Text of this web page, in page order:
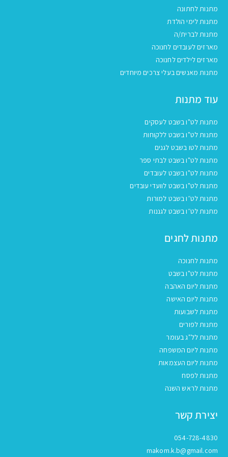
מתנות לחתונה
מתנות לימי הולדת
מתנות לברית/ה
מארזים לעובדים לחנוכה
מארזים לילדים לחנוכה
מתנות מאנשים בעלי צרכים מיוחדים
עוד מתנות
מתנות לט"ו בשבט לעסקים
מתנות לט"ו בשבט ללקוחות
מתנות לטו בשבט לגנים
מתנות לט"ו בשבט לבתי ספר
מתנות לט"ו בשבט לעובדים
מתנות לט"ו בשבט לוועדי עובדים
מתנות לט״ו בשבט למורות
מתנות לט״ו בשבט לגננות
מתנות לחגים
מתנות לחנוכה
מתנות לט"ו בשבט
מתנות ליום האהבה
מתנות ליום האישה
מתנות לשבועות
מתנות לפורים
מתנות לל"ג בעומר
מתנות ליום המשפחה
מתנות ליום העצמאות
מתנות לפסח
מתנות לראש השנה
יצירת קשר
054-728-4830
makom.k.b@gmail.com